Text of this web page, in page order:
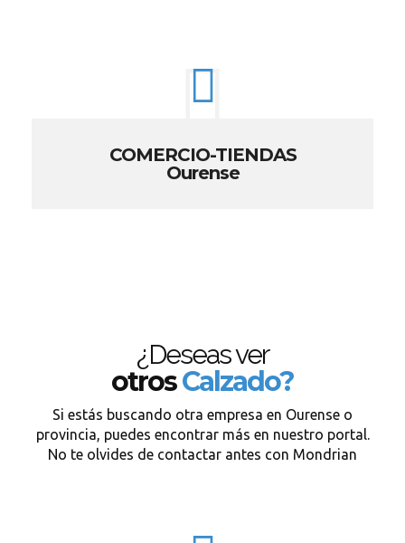
COMERCIO-TIENDAS
Ourense
¿Deseas ver
otrosCalzado?
Si estás buscando otra empresa en Ourense o
provincia, puedes encontrar más en nuestro portal.
No te olvides de contactar antes con Mondrian